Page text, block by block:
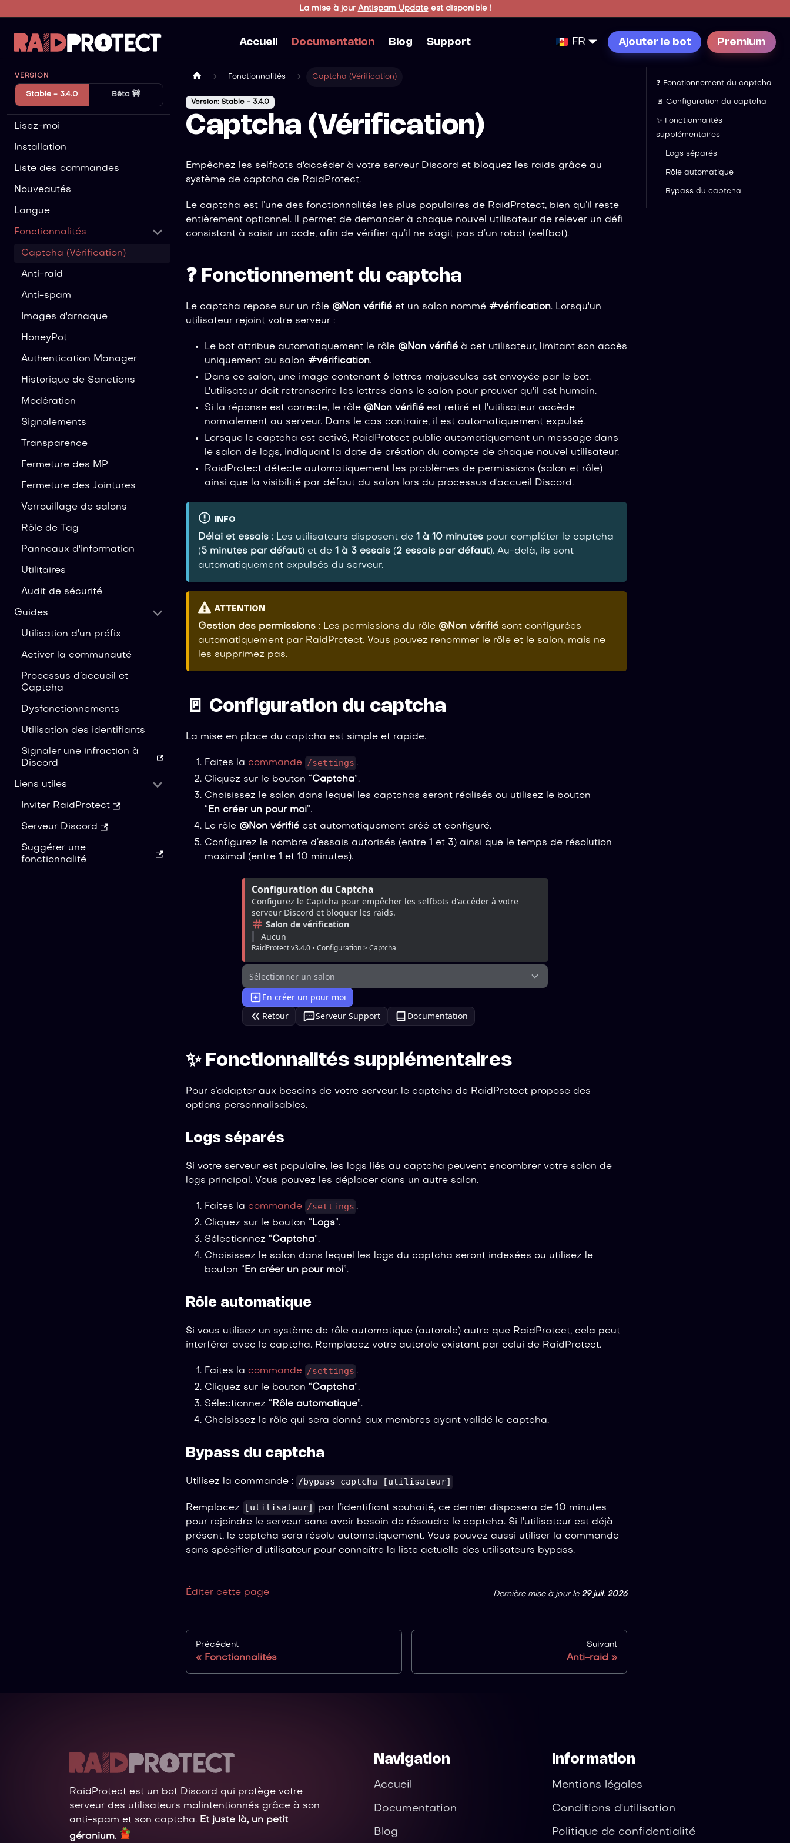
La mise à jour Antispam Updateest disponible !
Accueil Documentation Blog Support FR Ajouter le bot Premium
VERSION
Stable - 3.4.0 Bêta 🚧
Lisez-moi
Installation
Liste des commandes
Nouveautés
Langue
Fonctionnalités
Captcha (Vérification)
Anti-raid
Anti-spam
Images d'arnaque
HoneyPot
Authentication Manager
Historique de Sanctions
Modération
Signalements
Transparence
Fermeture des MP
Fermeture des Jointures
Verrouillage de salons
Rôle de Tag
Panneaux d'information
Utilitaires
Audit de sécurité
Guides
Utilisation d'un préfix
Activer la communauté
Processus d’accueil et
Captcha
Dysfonctionnements
Utilisation des identifiants
Signaler une infraction à
Discord
Liens utiles
Inviter RaidProtect
Serveur Discord
Suggérer une
fonctionnalité
Fonctionnalités Captcha (Vérification)
Version: Stable - 3.4.0
Captcha (Vérification)
Empêchez les selfbots d'accéder à votre serveur Discord et bloquez les raids grâce au
système de captcha de RaidProtect.
Le captcha est l’une des fonctionnalités les plus populaires de RaidProtect, bien qu’il reste
entièrement optionnel. Il permet de demander à chaque nouvel utilisateur de relever un défi
consistant à saisir un code, afin de vérifier qu’il ne s’agit pas d’un robot (selfbot).
❓ Fonctionnement du captcha
Le captcha repose sur un rôle @Non vérifié et un salon nommé #vérification. Lorsqu'un
utilisateur rejoint votre serveur :
Le bot attribue automatiquement le rôle @Non vérifié à cet utilisateur, limitant son accès
uniquement au salon #vérification.
Dans ce salon, une image contenant 6 lettres majuscules est envoyée par le bot.
L'utilisateur doit retranscrire les lettres dans le salon pour prouver qu'il est humain.
Si la réponse est correcte, le rôle @Non vérifié est retiré et l'utilisateur accède
normalement au serveur. Dans le cas contraire, il est automatiquement expulsé.
Lorsque le captcha est activé, RaidProtect publie automatiquement un message dans
le salon de logs, indiquant la date de création du compte de chaque nouvel utilisateur.
RaidProtect détecte automatiquement les problèmes de permissions (salon et rôle)
ainsi que la visibilité par défaut du salon lors du processus d'accueil Discord.
INFO
Délai et essais : Les utilisateurs disposent de 1 à 10 minutes pour compléter le captcha
(5 minutes par défaut) et de 1 à 3 essais (2 essais par défaut). Au-delà, ils sont
automatiquement expulsés du serveur.
ATTENTION
Gestion des permissions : Les permissions du rôle @Non vérifié sont configurées
automatiquement par RaidProtect. Vous pouvez renommer le rôle et le salon, mais ne
les supprimez pas.
🚪 Configuration du captcha
La mise en place du captcha est simple et rapide.
Faites la commande /settings .
Cliquez sur le bouton “Captcha”.
Choisissez le salon dans lequel les captchas seront réalisés ou utilisez le bouton
“En créer un pour moi”.
Le rôle @Non vérifié est automatiquement créé et configuré.
Configurez le nombre d’essais autorisés (entre 1 et 3) ainsi que le temps de résolution
maximal (entre 1 et 10 minutes).
Configuration du Captcha
Configurez le Captcha pour empêcher les selfbots d'accéder à votre
serveur Discord et bloquer les raids.
Salon de vérification
Aucun
RaidProtect v3.4.0 • Configuration > Captcha
Sélectionner un salon
En créer un pour moi
Retour
Serveur Support Documentation
✨ Fonctionnalités supplémentaires
Pour s’adapter aux besoins de votre serveur, le captcha de RaidProtect propose des
options personnalisables.
Logs séparés
Si votre serveur est populaire, les logs liés au captcha peuvent encombrer votre salon de
logs principal. Vous pouvez les déplacer dans un autre salon.
Faites la commande /settings .
Cliquez sur le bouton “Logs”.
Sélectionnez “Captcha”.
Choisissez le salon dans lequel les logs du captcha seront indexées ou utilisez le
bouton “En créer un pour moi”.
Rôle automatique
Si vous utilisez un système de rôle automatique (autorole) autre que RaidProtect, cela peut
interférer avec le captcha. Remplacez votre autorole existant par celui de RaidProtect.
Faites la commande /settings .
Cliquez sur le bouton “Captcha”.
Sélectionnez “Rôle automatique”.
Choisissez le rôle qui sera donné aux membres ayant validé le captcha.
Bypass du captcha
Utilisez la commande : /bypass captcha [utilisateur]
Remplacez [utilisateur]
par l’identifiant souhaité, ce dernier disposera de 10 minutes
pour rejoindre le serveur sans avoir besoin de résoudre le captcha. Si l'utilisateur est déjà
présent, le captcha sera résolu automatiquement. Vous pouvez aussi utiliser la commande
sans spécifier d'utilisateur pour connaître la liste actuelle des utilisateurs bypass.
Éditer cette page Dernière mise à jourle 29 juil. 2026
Précédent
Fonctionnalités
Suivant
Anti-raid
❓ Fonctionnement du captcha
🚪 Configuration du captcha
✨ Fonctionnalités
supplémentaires
Logs séparés
Rôle automatique
Bypass du captcha
RaidProtect est un bot Discord qui protège votre
serveur des utilisateurs malintentionnés grâce à son
anti-spam et son captcha. Et juste là, un petit
géranium.
Navigation
Accueil
Documentation
Blog
Information
Mentions légales
Conditions d'utilisation
Politique de confidentialité